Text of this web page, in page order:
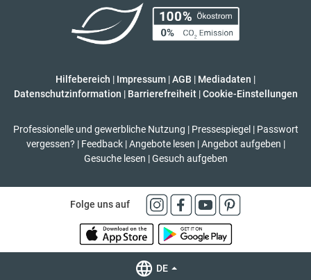
Hilfebereich | Impressum |AGB | Mediadaten |
Datenschutzinformation | Barrierefreiheit | Cookie-Einstellungen
Professionelle und gewerbliche Nutzung | Pressespiegel | Passwort
vergessen? | Feedback | Angebote lesen | Angebot aufgeben |
Gesuche lesen | Gesuch aufgeben
Folge uns auf
DE